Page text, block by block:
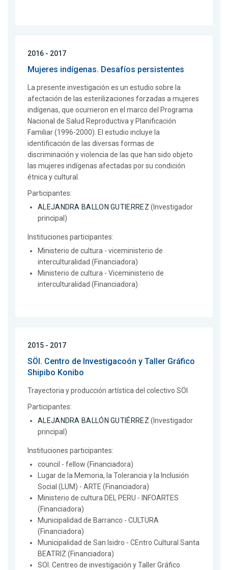
2016 - 2017
Mujeres indígenas. Desafíos persistentes
La presente investigación es un estudio sobre la
afectación de las esterilizaciones forzadas a mujeres
indígenas, que ocurrieron en el marco del Programa
Nacional de Salud Reproductiva y Planificación
Familiar (1996-2000). El estudio incluye la
identificación de las diversas formas de
discriminación y violencia de las que han sido objeto
las mujeres indígenas afectadas por su condición
étnica y cultural.
Participantes:
ALEJANDRA BALLON GUTIERREZ (Investigador
principal)
Instituciones participantes:
Ministerio de cultura - viceministerio de
interculturalidad (Financiadora)
Ministerio de cultura - Viceministerio de
interculturalidad (Financiadora)
2015 - 2017
SÖI. Centro de Investigacoón y Taller Gráfico
Shipibo Konibo
Trayectoria y producción artística del colectivo SÖI
Participantes:
ALEJANDRA BALLÓN GUTIÉRREZ (Investigador
principal)
Instituciones participantes:
council - fellow (Financiadora)
Lugar de la Memoria, la Tolerancia y la Inclusión
Social (LUM) - ARTE (Financiadora)
Ministerio de cultura DEL PERU - INFOARTES
(Financiadora)
Municipalidad de Barranco - CULTURA
(Financiadora)
Municipalidad de San Isidro - CEntro Cultural Santa
BEATRIZ (Financiadora)
SOI. Centreo de investigación y Taller Gráfico